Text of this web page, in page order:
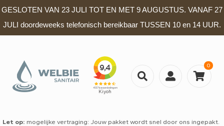
GESLOTEN VAN 23 JULI TOT EN MET 9 AUGUSTUS. VANAF 27
JULI doordeweeks telefonisch bereikbaar TUSSEN 10 en 14 UUR.
0
Let op: mogelijke vertraging: Jouw pakket wordt snel door ons ingepakt.